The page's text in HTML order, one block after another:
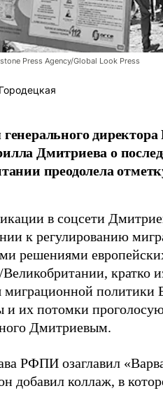
Press Agency/Global Look Press
Дмитриева о
преодолела
в соцсети
к регулированию
решениями
кратко
политики
и их потомки
Дмитриевым.
РФПИ озаглавил
добавил коллаж, в